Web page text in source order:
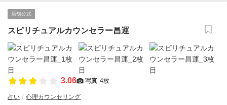
店舗公式
スピリチュアルカウンセラー昌運
3.06 写真 4枚
占い 心理カウンセリング